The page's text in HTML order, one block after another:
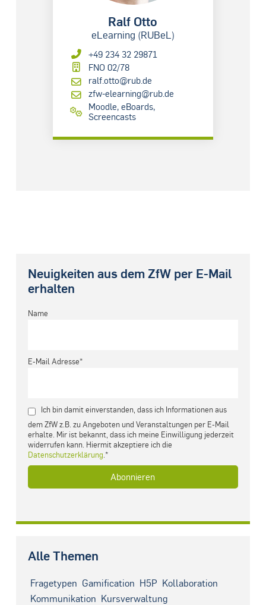
Ralf Otto
eLearning (RUBeL)
+49 234 32 29871
FNO 02/78
ralf.otto@rub.de
zfw-elearning@rub.de
Moodle, eBoards,
Screencasts
Neuigkeiten aus dem ZfW per E-Mail
erhalten
Name
E-Mail Adresse*
Ich bin damit einverstanden, dass ich Informationen aus
dem ZfW z.B. zu Angeboten und Veranstaltungen per E-Mail
erhalte. Mir ist bekannt, dass ich meine Einwilligung jederzeit
widerrufen kann. Hiermit akzeptiere ich die
Datenschutzerklärung .*
Alle Themen
Fragetypen Gamification H5P Kollaboration
Kommunikation Kursverwaltung